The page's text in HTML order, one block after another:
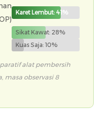
Karet Lembut: 41%
Sikat Kawat: 28%
Kuas Saja: 10%
alat pembersih
masa observasi 8